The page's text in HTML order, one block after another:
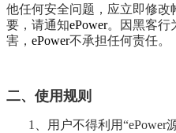
他任何安全问题，应立即修
要，请通知ePower。因黑客行
害， ePower不承担任何责任。
二、使用规则
1、用户不得利用“ePower